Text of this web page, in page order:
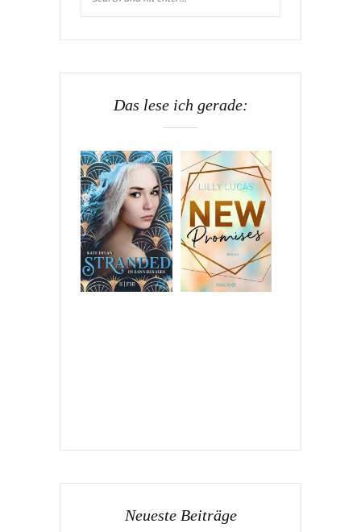
Das lese ich gerade:
Neueste Beiträge